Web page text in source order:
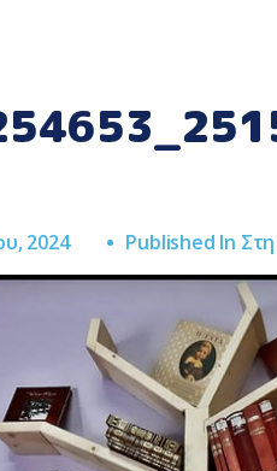
2024 Published In